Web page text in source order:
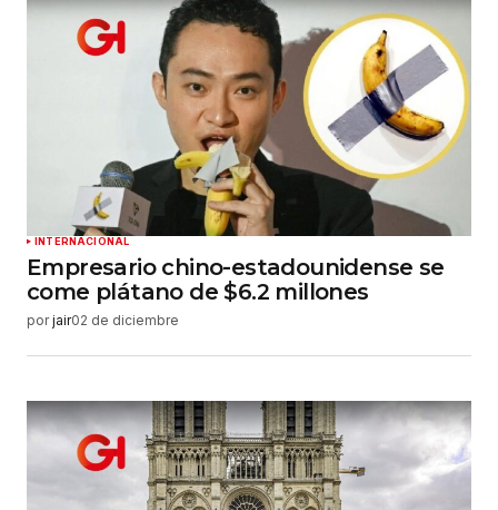
INTERNACIONAL
Empresario chino-estadounidense se
come plátano de $6.2 millones
por jair02 de diciembre